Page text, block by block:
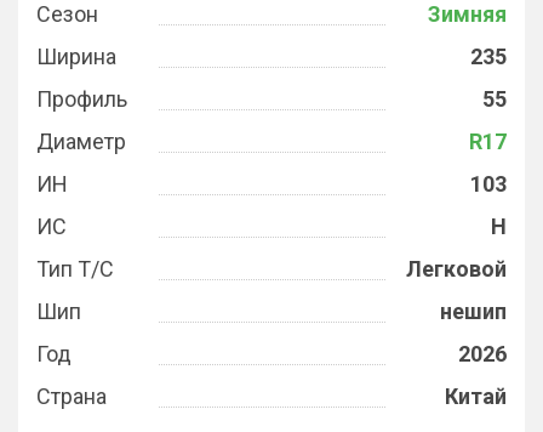
Сезон
Зимняя
Ширина
235
Профиль
55
Диаметр
R17
ИН
103
ИС
H
Тип Т/С
Легковой
Шип
нешип
Год
2026
Страна
Китай